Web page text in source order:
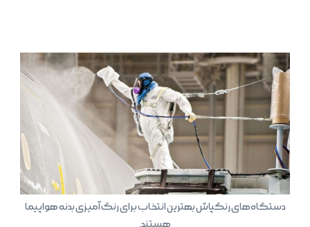
دستگاه‌های رنگپاش بهترین انتخاب برای رنگ آمیزی بدنه هواپیما
هستند.